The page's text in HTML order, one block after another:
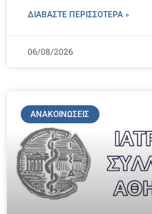
ΔΙΑΒΑΣΤΕ ΠΕΡΙΣΣΌΤΕΡΑ »
06/08/2026
ΑΝΑΚΟΙΝΏΣΕΙΣ